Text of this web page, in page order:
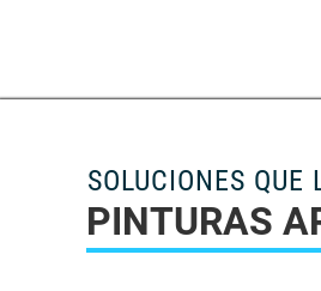
SOLUCIONES QUE
PINTURAS